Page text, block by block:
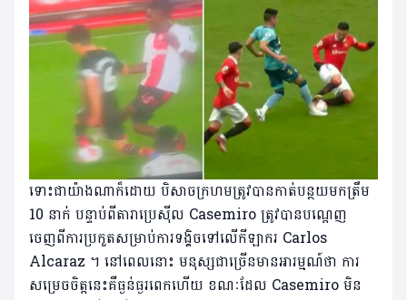
ទោះជាយ៉ាងណាក៏ដោយ បិសាចក្រហមត្រូវបានកាត់បន្ថយមកត្រឹម
10 នាក់ បន្ទាប់ពីតារាប្រេស៊ីល Casemiro ត្រូវបានបណ្តេញ
ចេញពីការប្រកួតសម្រាប់ការទង្គិចទៅលើកីឡាករ Carlos
Alcaraz ។ នៅពេលនោះ មនុស្សជាច្រើនមានអារម្មណ៍ថា ការ
សម្រេចចិត្តនេះគឺធ្ងន់ធ្ងរពេកហើយ ខណៈដែល Casemiro មិន